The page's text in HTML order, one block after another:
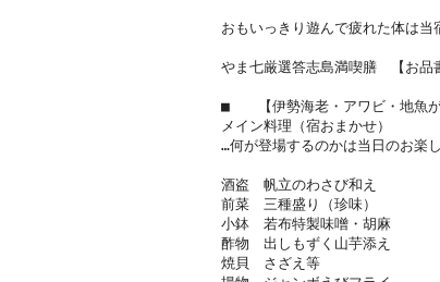
おもいっきり遊んで疲れた体は
やま七厳選答志島満喫膳　【お品
■　　【伊勢海老・アワビ・地魚
メイン料理（宿おまかせ）
…何が登場するのかは当日のお楽
酒盗　帆立のわさび和え
前菜　三種盛り（珍味）
小鉢　若布特製味噌・胡麻
酢物　出しもずく山芋添え
焼貝　さざえ等